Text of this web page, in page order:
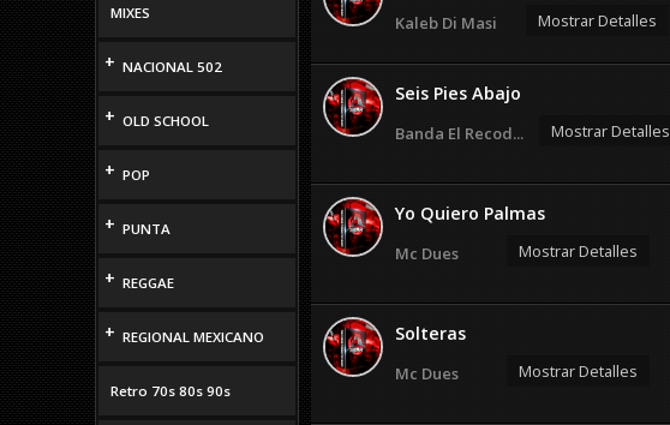
MIXES
+ NACIONAL 502
+ OLD SCHOOL
+ POP
+ PUNTA
+ REGGAE
+ REGIONAL MEXICANO
Retro 70s 80s 90s
Kaleb Di Masi Mostrar Detalles
Seis Pies Abajo
Banda El Recod... Mostrar Detalles
Yo Quiero Palmas
Mc Dues Mostrar Detalles
Solteras
Mc Dues Mostrar Detalles